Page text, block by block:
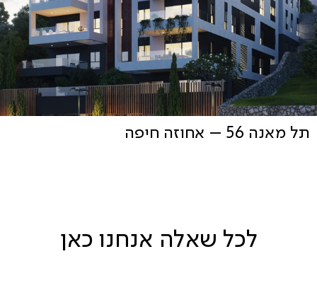
תל מאנה 56 – אחוזה חיפה
לכל שאלה אנחנו כאן